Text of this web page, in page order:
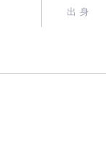
出 身